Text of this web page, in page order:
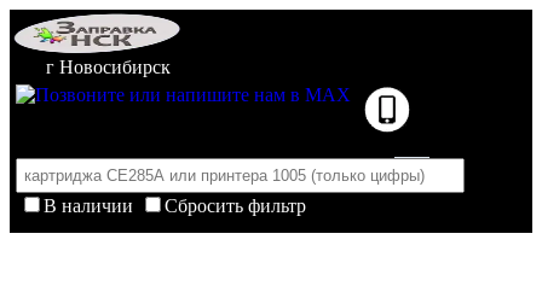
г Новосибирск
В наличии
Сбросить фильтр
Корзина пуста